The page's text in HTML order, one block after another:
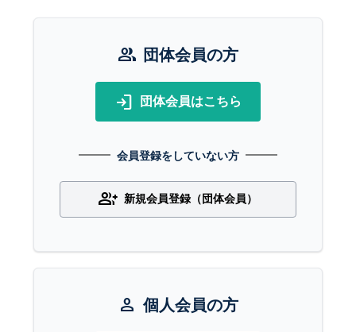
group 団体会員の方
login 団体会員はこちら
会員登録をしていない方
group_add 新規会員登録（団体会員）
person 個人会員の方